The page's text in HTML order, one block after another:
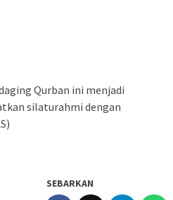
Qurban ini menjadi
silaturahmi dengan
SEBARKAN